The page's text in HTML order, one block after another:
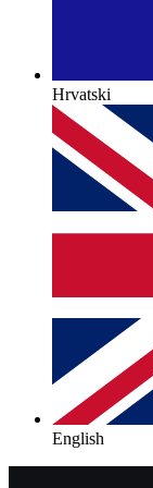
Hrvatski
English